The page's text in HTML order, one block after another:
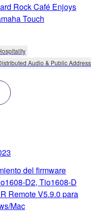
Rock Café Enjoys
Touch
Audio & Public Address
del firmware
D2, Tio1608-D
Remote V5.9.0 para
Mac